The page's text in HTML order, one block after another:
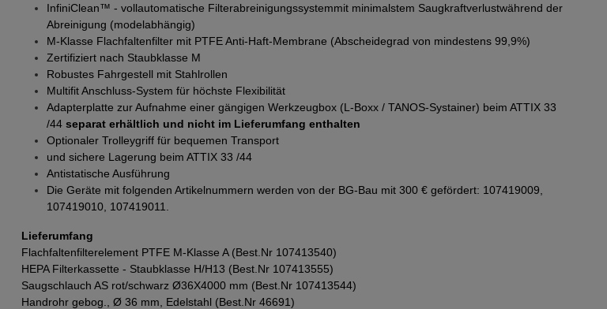
InfiniClean™ - vollautomatische Filterabreinigungssystemmit minimalstem Saugkraftverlustwährend der
Abreinigung (modelabhängig)
M-Klasse Flachfaltenfilter mit PTFE Anti-Haft-Membrane (Abscheidegrad von mindestens 99,9%)
Zertifiziert nach Staubklasse M
Robustes Fahrgestell mit Stahlrollen
Multifit Anschluss-System für höchste Flexibilität
Adapterplatte zur Aufnahme einer gängigen Werkzeugbox (L-Boxx / TANOS-Systainer) beim ATTIX 33
/44 separat erhältlich und nicht im Lieferumfang enthalten
Optionaler Trolleygriff für bequemen Transport
und sichere Lagerung beim ATTIX 33 /44
Antistatische Ausführung
Die Geräte mit folgenden Artikelnummern werden von der BG-Bau mit 300 € gefördert: 107419009,
107419010, 107419011.
Lieferumfang
Flachfaltenfilterelement PTFE M-Klasse A (Best.Nr 107413540)
HEPA Filterkassette - Staubklasse H/H13 (Best.Nr 107413555)
Saugschlauch AS rot/schwarz Ø36X4000 mm (Best.Nr 107413544)
Handrohr gebog., Ø 36 mm, Edelstahl (Best.Nr 46691)